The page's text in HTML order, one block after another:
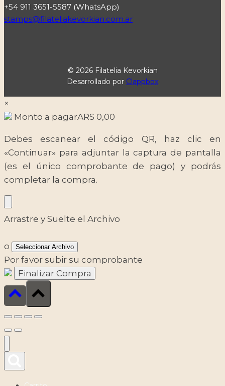
+54 911 3651-5587 (WhatsApp)
stamps@filateliakevorkian.com.ar
© 2026 Filatelia Kevorkian
Desarrollado por Clappbox
×
Monto a pagarARS 0,00
Debes escanear el código QR, haz clic en
«Continuar» para adjuntar la captura de pantalla
(es el único comprobante de pago) y podrás
completar la compra.
Arrastre y Suelte el Archivo
o Seleccionar Archivo
Por favor subir su comprobante